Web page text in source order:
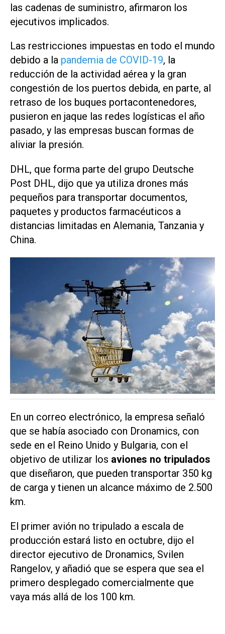
las cadenas de suministro, afirmaron los
ejecutivos implicados.
Las restricciones impuestas en todo el mundo
debido a la pandemia de COVID-19, la
reducción de la actividad aérea y la gran
congestión de los puertos debida, en parte, al
retraso de los buques portacontenedores,
pusieron en jaque las redes logísticas el año
pasado, y las empresas buscan formas de
aliviar la presión.
DHL, que forma parte del grupo Deutsche
Post DHL, dijo que ya utiliza drones más
pequeños para transportar documentos,
paquetes y productos farmacéuticos a
distancias limitadas en Alemania, Tanzania y
China.
En un correo electrónico, la empresa señaló
que se había asociado con Dronamics, con
sede en el Reino Unido y Bulgaria, con el
objetivo de utilizar los aviones no tripulados
que diseñaron, que pueden transportar 350 kg
de carga y tienen un alcance máximo de 2.500
km.
El primer avión no tripulado a escala de
producción estará listo en octubre, dijo el
director ejecutivo de Dronamics, Svilen
Rangelov, y añadió que se espera que sea el
primero desplegado comercialmente que
vaya más allá de los 100 km.